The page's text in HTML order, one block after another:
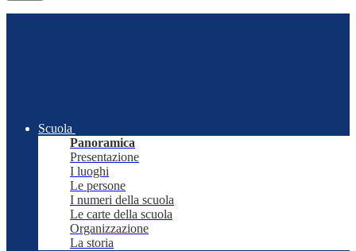
Scuola
Panoramica
Presentazione
I luoghi
Le persone
I numeri della scuola
Le carte della scuola
Organizzazione
La storia